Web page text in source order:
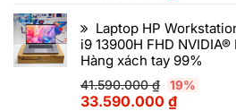
Laptop HP
i9 13900H FHD NVIDIA®
Hàng xách tay 99%
41.590.000₫ 19%
33.590.000 ₫